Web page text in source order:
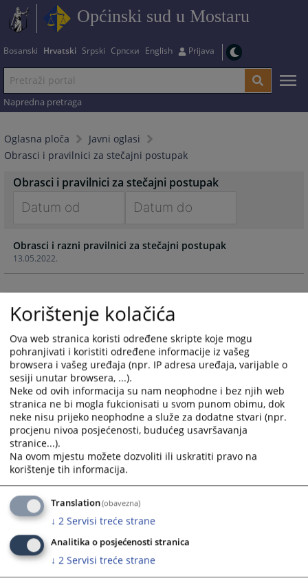
Općinski sud u Mostaru
Bosanski Hrvatski Srpski Српски English Prijava
Napredna pretraga
Oglasna ploča
Javni oglasi
Obrasci i pravilnici za stečajni postupak
Obrasci i pravilnici za stečajni postupak
forward
to
interact
with
the
calendar
and
select
a
date.
Press
the
question
mark
key
to
get
the
keyboard
shortcuts
for
changing
dates.
forward
interact
with
the
calendar
and
select
a
date.
Press
the
question
key
to
get
the
keyboard
for
changing
dates.
13.05.2022.
Obrasci i razni pravilnici za stečajni postupak
Korištenje kolačića
Ova web stranica koristi određene skripte koje mogu
pohranjivati i koristiti određene informacije iz vašeg
browsera i vašeg uređaja (npr. IP adresa uređaja, varijable o
sesiji unutar browsera, ...).
Neke od ovih informacija su nam neophodne i bez njih web
stranica ne bi mogla fukcionisati u svom punom obimu, dok
neke nisu prijeko neophodne a služe za dodatne stvari (npr.
procjenu nivoa posjećenosti, budućeg usavršavanja
stranice...).
Na ovom mjestu možete dozvoliti ili uskratiti pravo na
korištenje tih informacija.
Translation(obavezna)
↓ 2 Servisi treće strane
Analitika o posjećenosti stranica
↓ 2 Servisi treće strane